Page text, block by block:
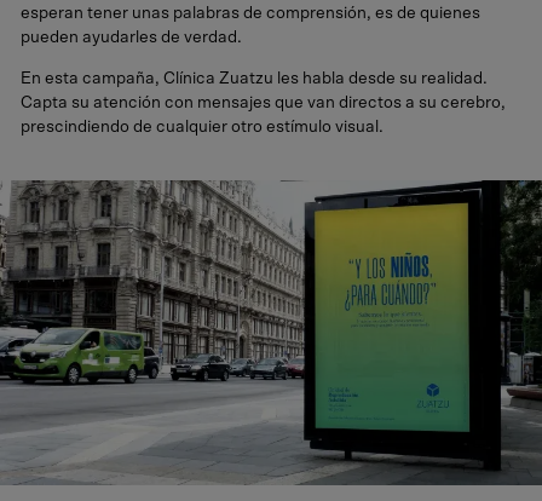
esperan tener unas palabras de comprensión, es de quienes
pueden ayudarles de verdad.
En esta campaña, Clínica Zuatzu les habla desde su realidad.
Capta su atención con mensajes que van directos a su cerebro,
prescindiendo de cualquier otro estímulo visual.